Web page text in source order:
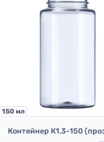
150 мл
Контейнер К1.3-150